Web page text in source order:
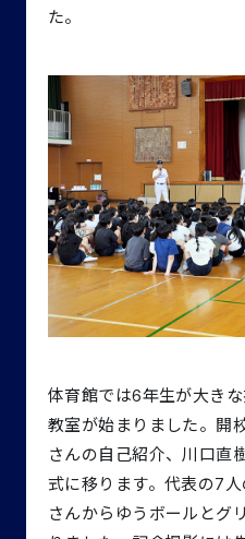
た。
体育館では6年生が大き
教室が始まりました。開
さんの自己紹介、川⼝直
式に移ります。代表の7
さんからゆうボールとグ